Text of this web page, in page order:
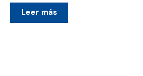
Leer más